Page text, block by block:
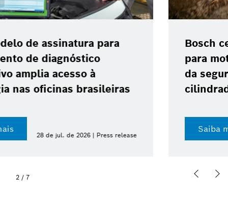
Bosch celebra 10 anos do ABS 10
para motocicletas e reforça avanço
da segurança nas baixas
cilindradas
23 de jul. de 2026 | Press release
2 / 7